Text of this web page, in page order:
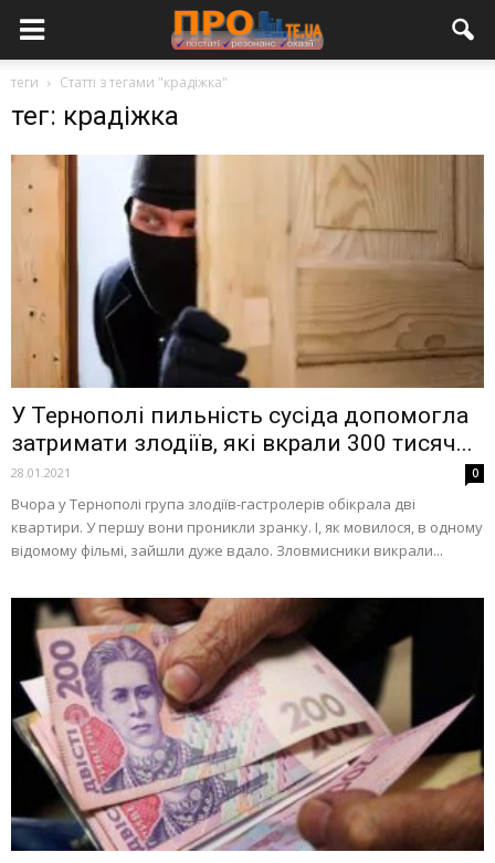
теги Статті з тегами "крадіжка"
тег: крадіжка
У Тернополі пильність сусіда допомогла
затримати злодіїв, які вкрали 300 тисяч...
28.01.2021 0
Вчора у Тернополі група злодіїв-гастролерів обікрала дві
квартири. У першу вони проникли зранку. І, як мовилося, в одному
відомому фільмі, зайшли дуже вдало. Зловмисники викрали...